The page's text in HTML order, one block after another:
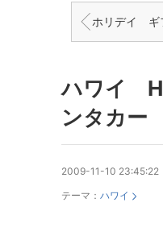
ホリデイ ギフト スペシャル － ハイアット リージェンシー
ハワイ
ンタカー
2009-11-10 23:45:22
テーマ： ハワイ